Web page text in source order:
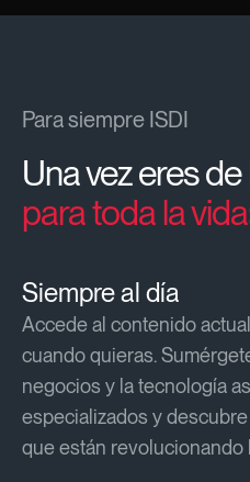
Para siempre ISDI
Una vez eres de
para toda la
Siempre al día
Accede al contenido
cuando quieras.
negocios y la tecnología
especializados y
que están revolucionando